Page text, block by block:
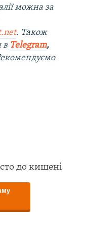
можна за
. Також
в Telegram,
до кишені